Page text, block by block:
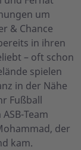
um
& Chance
in ihren
– oft schon
spielen
in der Nähe
Fußball
Team
der
kam.